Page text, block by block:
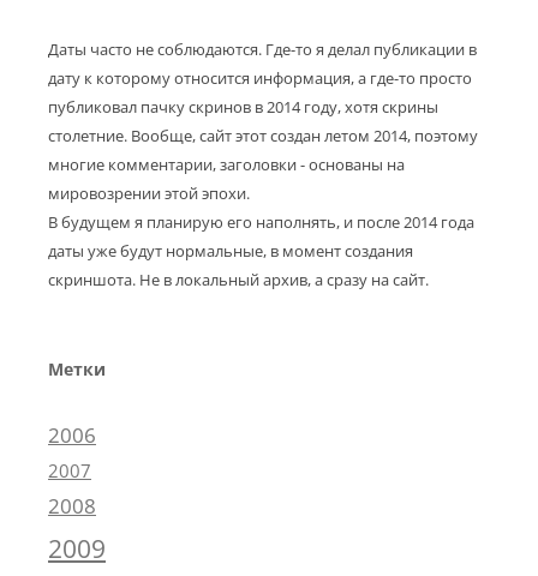
Даты часто не соблюдаются. Где-то я делал публикации в
дату к которому относится информация, а где-то просто
публиковал пачку скринов в 2014 году, хотя скрины
столетние. Вообще, сайт этот создан летом 2014, поэтому
многие комментарии, заголовки - основаны на
мировозрении этой эпохи.
В будущем я планирую его наполнять, и после 2014 года
даты уже будут нормальные, в момент создания
скриншота. Не в локальный архив, а сразу на сайт.
Метки
2006
2007
2008
2009